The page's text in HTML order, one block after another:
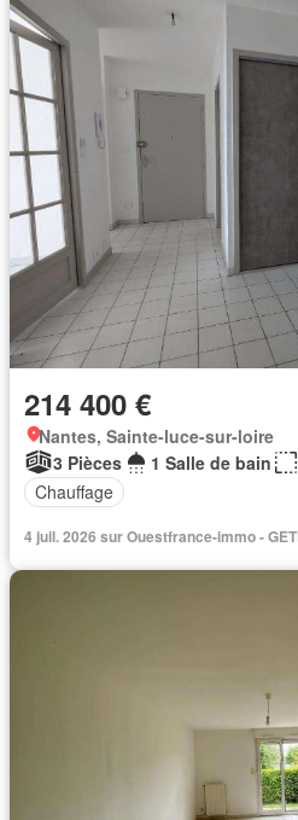
214 400 €
Nantes, Sainte-luce-sur-loire
3 Pièces
1 Salle de bain
Chauffage
4 juil. 2026 sur Ouestfrance-immo -